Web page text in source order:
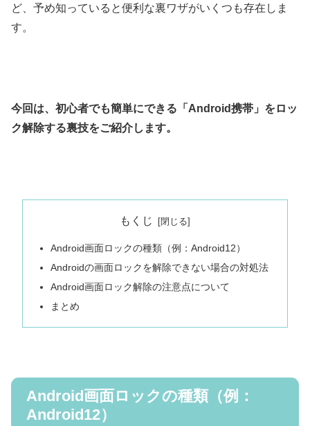
ど、予め知っていると便利な裏ワザがいくつも存在しま
す。
今回は、初心者でも簡単にできる「Android携帯」をロッ
ク解除する裏技をご紹介します。
もくじ
Android画面ロックの種類（例：Android12）
Androidの画面ロックを解除できない場合の対処法
Android画面ロック解除の注意点について
まとめ
Android画面ロックの種類（例：
Android12）